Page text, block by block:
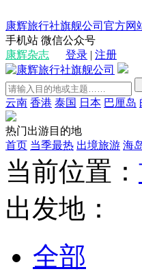
康辉旅行社旗舰公司官方网
手机站 微信公众号
康辉杂志
登录 | 注册
云南 香港 泰国 日本 巴厘岛
热门出游目的地
首页 当季最热 出境旅游 海
当前位置：
出发地：
全部